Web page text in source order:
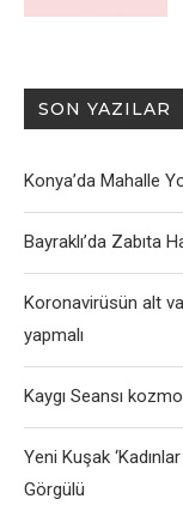
SON YAZILAR
Konya’da Mahalle
Bayraklı’da Zabıta
Koronavirüsün alt
yapmalı
Kaygı Seansı
Yeni Kuşak
Görgülü